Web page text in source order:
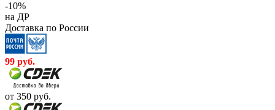
-10%
на ДР
Доставка по России
99 руб.
от 350 руб.